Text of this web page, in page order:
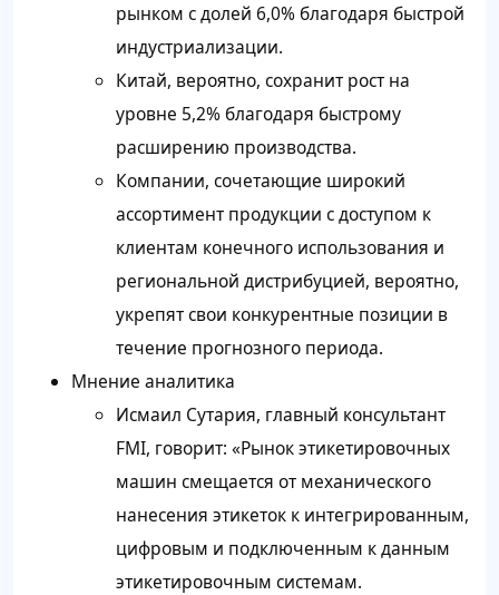
рынком с долей 6,0% благодаря быстрой
индустриализации.
Китай, вероятно, сохранит рост на
уровне 5,2% благодаря быстрому
расширению производства.
Компании, сочетающие широкий
ассортимент продукции с доступом к
клиентам конечного использования и
региональной дистрибуцией, вероятно,
укрепят свои конкурентные позиции в
течение прогнозного периода.
Мнение аналитика
Исмаил Сутария, главный консультант
FMI, говорит: «Рынок этикетировочных
машин смещается от механического
нанесения этикеток к интегрированным,
цифровым и подключенным к данным
этикетировочным системам.